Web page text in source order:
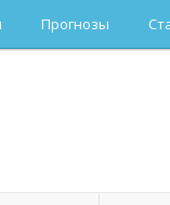
Прогнозы